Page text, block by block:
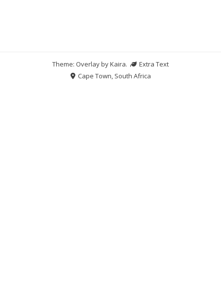
Theme: Overlay byKaira.
Extra Text
Cape Town, South Africa